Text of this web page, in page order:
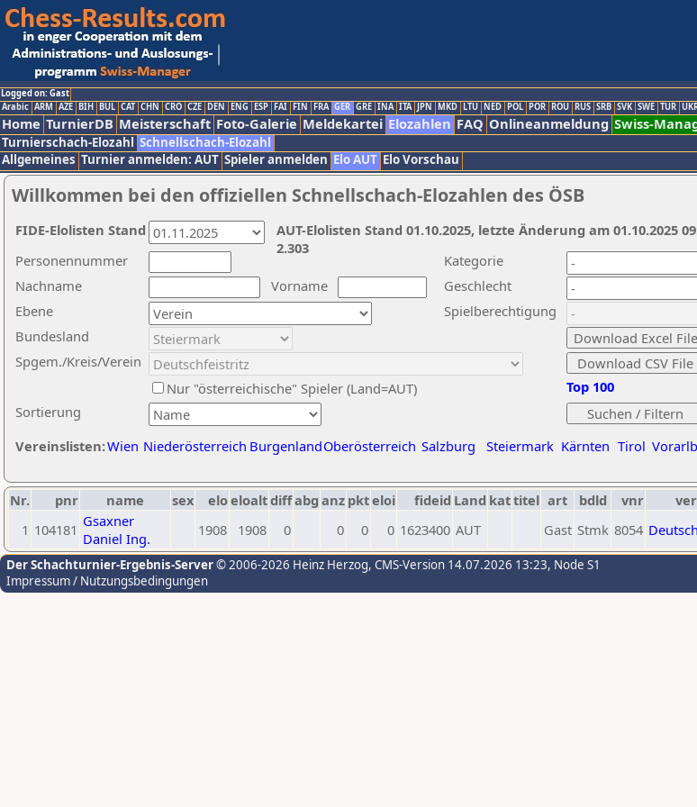
Logged on: Gast
Arabic ARM AZE BIH BUL CAT CHN CRO CZE DEN ENG ESP FAI FIN FRA GER GRE INA ITA JPN MKD LTU NED POL POR ROU RUS SRB SVK SWE TUR
Home TurnierDB Meisterschaft Foto-Galerie Meldekartei Elozahlen FAQ Onlineanmeldung Swiss-
Turnierschach-Elozahl Schnellschach-Elozahl
Allgemeines Turnier anmelden: AUT Spieler anmelden Elo AUT Elo Vorschau
Willkommen bei den offiziellen Schnellschach-Elozahlen des ÖSB
Nachname
Vorname
Ebene
Kategorie
Sortierung
Personennummer
Bundesland
Spgem./Kreis/Verein
Geschlecht
Nur "österreichische" Spieler (Land=AUT)
Spielberechtigung
Vereinslisten:Wien Niederösterreich BurgenlandOberösterreich Salzburg Steiermark Kärnten Tirol
Top 100
AUT-Elolisten Stand 01.10.2025, letzte Änderung am 01.10.2025
2.303
FIDE-Elolisten Stand
Nr. pnr name sex eloeloaltdiffabg anz pkteloi fideid Land kattitel art bdld vnr
1 104181 Gsaxner
Daniel Ing.
1908 1908 0 0 0 0 1623400 AUT Gast Stmk 8054
Der Schachturnier-Ergebnis-Server© 2006-2026 Heinz Herzog, CMS-Version 14.07.2026 13:23, Node S1
Impressum / Nutzungsbedingungen